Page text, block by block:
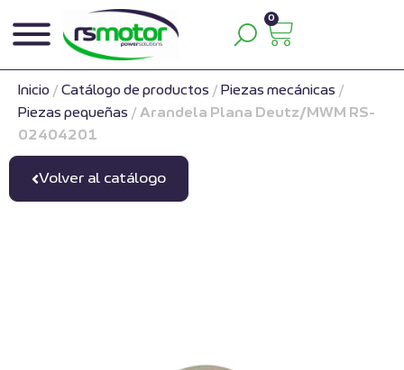
0
Inicio / Catálogo de productos / Piezas mecánicas /
Piezas pequeñas / Arandela Plana Deutz/MWM RS-
02404201
Volver al catálogo